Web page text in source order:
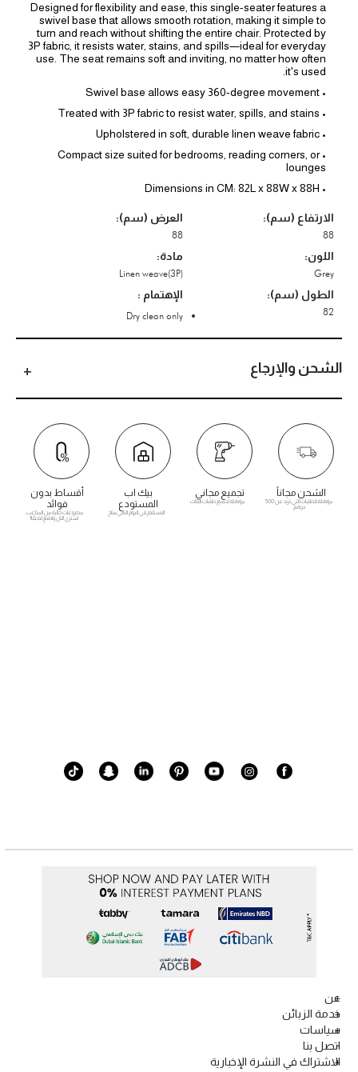
Designed for flexibility and ease, this single-seater features a
swivel base that allows smooth rotation, making it simple to
turn and reach without shifting the entire chair. Protected by
3P fabric, it resists water, stains, and spills—ideal for everyday
use. The seat remains soft and inviting, no matter how often
it's used.
• Swivel base allows easy 360-degree movement
• Treated with 3P fabric to resist water, spills, and stains
• Upholstered in soft, durable linen weave fabric
• Compact size suited for bedrooms, reading corners, or
lounges
• Dimensions in CM: 82L x 88W x 88H
الارتفاع (سم):
88
العرض (سم):
88
اللون:
Grey
مادة:
Linen weave(3P)
الطول (سم):
82
الإهتمام :
Dry clean only
الشحن والإرجاع
الشحن مجاناً
مؤهلة للطلبات التي تزيد عن 500
درهم
تجميع مجاني
مؤهلة لجميع طلبات الأثاث
بيك اب
المستودع
الاستلام في اليوم التالي متاح
أقساط بدون
فوائد
مدفوعات خالية من المتاعب.
اشتري الآن وادفع لاحقًا!
عن
خدمة الزبائن
سياسات
اتصل بنا
الاشتراك في النشرة الإخبارية